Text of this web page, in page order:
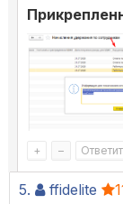
+ –
5. ffidelite